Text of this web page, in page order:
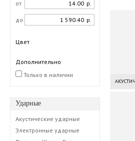
от
р.
до р.
Цвет
Дополнительно
Только в наличии
Ударные
Акустические ударные
Электронные ударные